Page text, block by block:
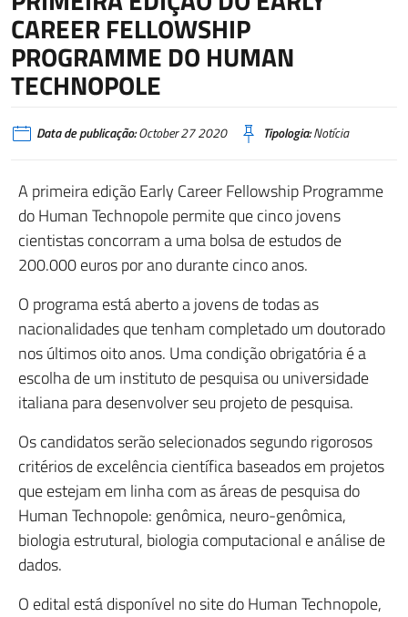
CAREER FELLOWSHIP
PROGRAMME DO HUMAN
TECHNOPOLE
Data de publicação:October 27 2020 Tipologia:Notícia
A primeira edição Early Career Fellowship Programme
do Human Technopole permite que cinco jovens
cientistas concorram a uma bolsa de estudos de
200.000 euros por ano durante cinco anos.
O programa está aberto a jovens de todas as
nacionalidades que tenham completado um doutorado
nos últimos oito anos. Uma condição obrigatória é a
escolha de um instituto de pesquisa ou universidade
italiana para desenvolver seu projeto de pesquisa.
Os candidatos serão selecionados segundo rigorosos
critérios de excelência científica baseados em projetos
que estejam em linha com as áreas de pesquisa do
Human Technopole: genômica, neuro-genômica,
biologia estrutural, biologia computacional e análise de
dados.
O edital está disponível no site do Human Technopole,